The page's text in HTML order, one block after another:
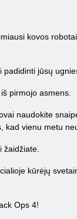
kovos
jūsų
pirmojo asmens.
naudokite
vienu metu
žaidžiate.
kūrėjų
Ops 4!